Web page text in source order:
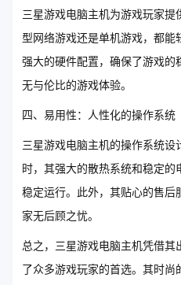
三星游戏电脑主机为游戏玩家
型网络游戏还是单机游戏，都
强大的硬件配置，确保了游戏的
无与伦比的游戏体验。
四、易用性：人性化的操作系统
三星游戏电脑主机的操作系统设
时，其强大的散热系统和稳定
稳定运行。此外，其贴心的售
家无后顾之忧。
总之，三星游戏电脑主机凭借
了众多游戏玩家的首选。其时尚